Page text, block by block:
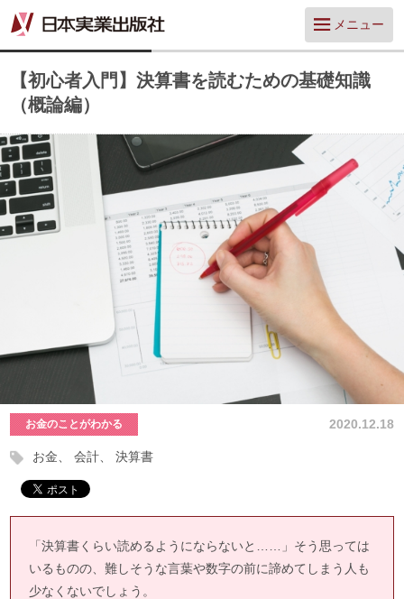
メニュー
【初心者入門】決算書を読むための基礎知識
（概論編）
2020.12.18
お金のことがわかる
お金 会計 決算書
「決算書くらい読めるようにならないと……」そう思っては
いるものの、難しそうな言葉や数字の前に諦めてしまう人も
少なくないでしょう。